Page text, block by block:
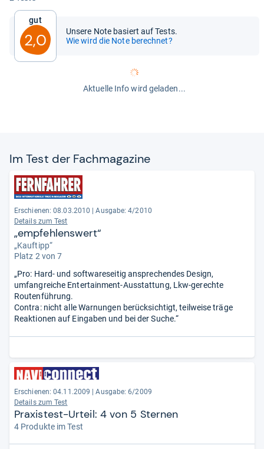
Gut
2,0
Unsere Note basiert auf Tests.
Wie wird die Note berechnet?
Aktuelle Info wird geladen...
Im Test der Fach­ma­ga­zine
Erschienen: 08.03.2010
Ausgabe: 4/2010
Details zum Test
„empfehlenswert“
„Kauftipp“
Platz 2 von 7
„Pro: Hard- und softwareseitig ansprechendes Design,
umfangreiche Entertainment-Ausstattung, Lkw-gerechte
Routenführung.
Contra: nicht alle Warnungen berücksichtigt, teilweise träge
Reaktionen auf Eingaben und bei der Suche.“
Erschienen: 04.11.2009
Ausgabe: 6/2009
Details zum Test
Praxistest-Urteil: 4 von 5 Sternen
4 Produkte im Test